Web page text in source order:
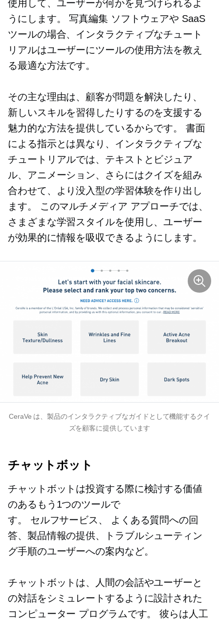
使用して、ユーザーが何かを見つけられるよ
うにします。写真編集 ソフトウェアや SaaS
ツールの場合、インタラクティブなチュート
リアルはユーザーにツールの使用方法を教え
る最適な方法です。
その主な理由は、顧客が問題を解決したり、
新しいスキルを習得したりするのを支援する
魅力的な方法を提供しているからです。 書面
による指示とは異なり、インタラクティブな
チュートリアルでは、テキストとビジュア
ル、アニメーション、さらにはクイズを組み
合わせて、より没入型の学習体験を作り出し
ます。 このマルチメディア アプローチでは、
さまざまな学習スタイルを使用し、ユーザー
が効果的に情報を吸収できるようにします。
CeraVe は、製品のインタラクティブなガイドとして機能するクイ
ズを顧客に提供しています
チャットボット
チャットボットは投資する際に検討する価値
のあるもう1つのツールで
す。 セルフサービス、
よくある質問への回
答、製品情報の提供、トラブルシューティン
グ手順のユーザーへの案内など。
チャットボットは、人間の会話やユーザーと
の対話をシミュレートするように設計された
コンピューター プログラムです。 彼らは人工